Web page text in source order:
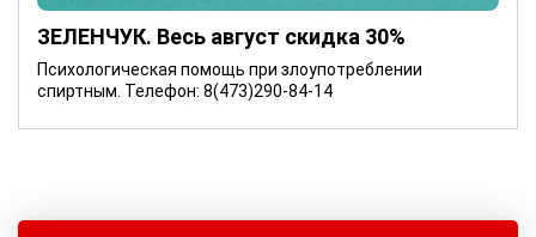
ЗЕЛЕНЧУК. Весь август скидка 30%
Психологическая помощь при злоупотреблении
спиртным. Телефон: 8(473)290-84-14